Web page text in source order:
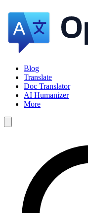
Blog
Translate
Doc Translator
AI Humanizer
More